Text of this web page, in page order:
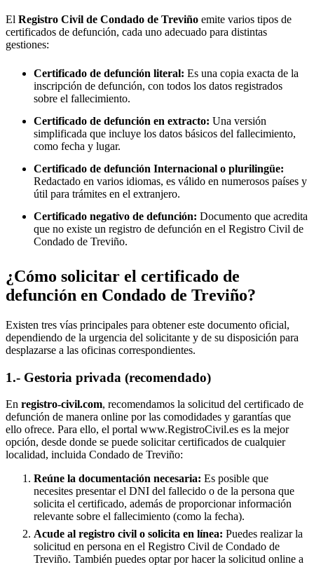
El Registro Civil de Condado de Treviño emite varios tipos de
certificados de defunción, cada uno adecuado para distintas
gestiones:
Certificado de defunción literal: Es una copia exacta de la
inscripción de defunción, con todos los datos registrados
sobre el fallecimiento.
Certificado de defunción en extracto: Una versión
simplificada que incluye los datos básicos del fallecimiento,
como fecha y lugar.
Certificado de defunción Internacional o plurilingüe:
Redactado en varios idiomas, es válido en numerosos países y
útil para trámites en el extranjero.
Certificado negativo de defunción: Documento que acredita
que no existe un registro de defunción en el Registro Civil de
Condado de Treviño.
¿Cómo solicitar el certificado de
defunción en Condado de Treviño?
Existen tres vías principales para obtener este documento oficial,
dependiendo de la urgencia del solicitante y de su disposición para
desplazarse a las oficinas correspondientes.
1.- Gestoria privada (recomendado)
En registro-civil.com, recomendamos la solicitud del certificado de
defunción de manera online por las comodidades y garantías que
ello ofrece. Para ello, el portal www.RegistroCivil.es es la mejor
opción, desde donde se puede solicitar certificados de cualquier
localidad, incluida Condado de Treviño:
Reúne la documentación necesaria: Es posible que
necesites presentar el DNI del fallecido o de la persona que
solicita el certificado, además de proporcionar información
relevante sobre el fallecimiento (como la fecha).
Acude al registro civil o solicita en línea: Puedes realizar la
solicitud en persona en el Registro Civil de Condado de
Treviño. También puedes optar por hacer la solicitud online a